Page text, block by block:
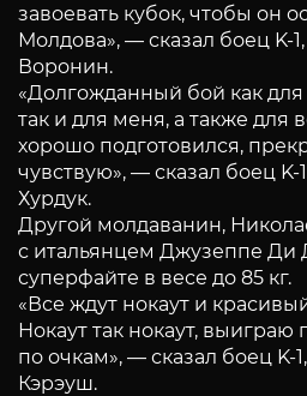
завоевать кубок, чтобы он
Молдова», — сказал боец K-
Воронин.
«Долгожданный бой как
так и для меня, а также для
хорошо подготовился,
чувствую», — сказал боец
Хурдук.
Другой молдаванин,
с итальянцем Джузеппе Ди
суперфайте в весе до 85 кг.
«Все ждут нокаут и
Нокаут так нокаут, выиграю
по очкам», — сказал боец K-
Кэрэуш.